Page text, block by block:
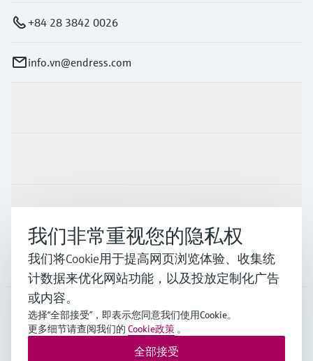
+84 28 3842 0026
info.vn@endress.com
支持
公司
APS•中文
我们非常重视您的隐私权
我们将Cookie用于提高网页浏览体验、收集统
计数据来优化网站功能，以及投放定制化广告
或内容。
选择“全部接受”，即表示您同意我们使用Cookie。
更多细节请查阅我们的 Cookie政策 。
全部接受